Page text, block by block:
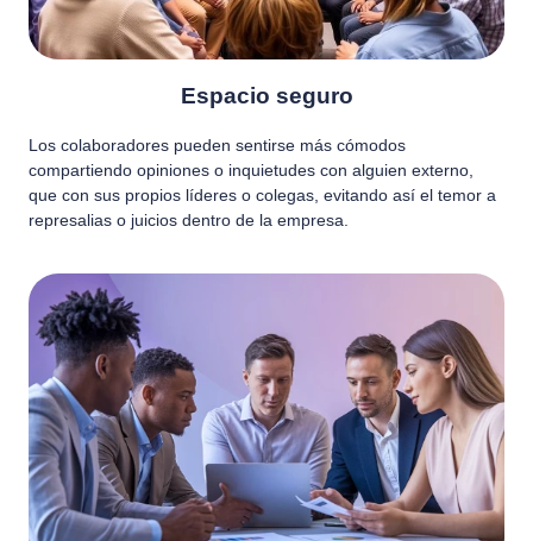
Espacio seguro
Los colaboradores pueden sentirse más cómodos
compartiendo opiniones o inquietudes con alguien externo,
que con sus propios líderes o colegas, evitando así el temor a
represalias o juicios dentro de la empresa.